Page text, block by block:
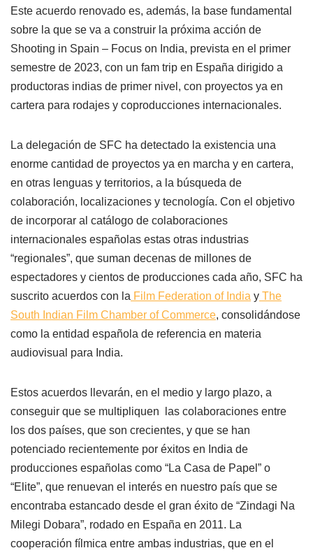
Este acuerdo renovado es, además, la base fundamental
sobre la que se va a construir la próxima acción de
Shooting in Spain – Focus on India, prevista en el primer
semestre de 2023, con un fam trip en España dirigido a
productoras indias de primer nivel, con proyectos ya en
cartera para rodajes y coproducciones internacionales.
La delegación de SFC ha detectado la existencia una
enorme cantidad de proyectos ya en marcha y en cartera,
en otras lenguas y territorios, a la búsqueda de
colaboración, localizaciones y tecnología. Con el objetivo
de incorporar al catálogo de colaboraciones
internacionales españolas estas otras industrias
“regionales”, que suman decenas de millones de
espectadores y cientos de producciones cada año, SFC ha
suscrito acuerdos con la Film Federation of India y The
South Indian Film Chamber of Commerce, consolidándose
como la entidad española de referencia en materia
audiovisual para India.
Estos acuerdos llevarán, en el medio y largo plazo, a
conseguir que se multipliquen las colaboraciones entre
los dos países, que son crecientes, y que se han
potenciado recientemente por éxitos en India de
producciones españolas como “La Casa de Papel” o
“Elite”, que renuevan el interés en nuestro país que se
encontraba estancado desde el gran éxito de “Zindagi Na
Milegi Dobara”, rodado en España en 2011. La
cooperación fílmica entre ambas industrias, que en el